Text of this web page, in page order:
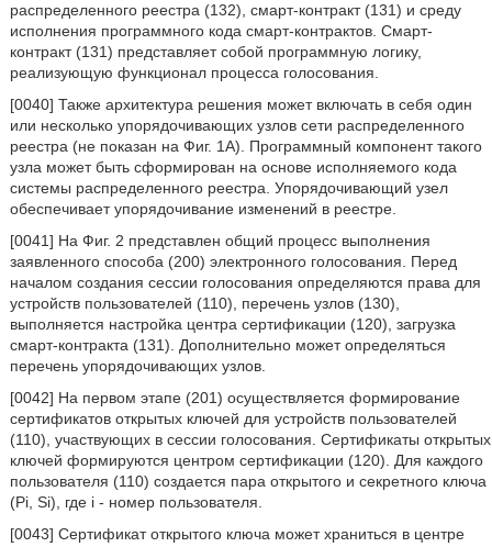
распределенного реестра (132), смарт-контракт (131) и среду
исполнения программного кода смарт-контрактов. Смарт-
контракт (131) представляет собой программную логику,
реализующую функционал процесса голосования.
[0040] Также архитектура решения может включать в себя один
или несколько упорядочивающих узлов сети распределенного
реестра (не показан на Фиг. 1А). Программный компонент такого
узла может быть сформирован на основе исполняемого кода
системы распределенного реестра. Упорядочивающий узел
обеспечивает упорядочивание изменений в реестре.
[0041] На Фиг. 2 представлен общий процесс выполнения
заявленного способа (200) электронного голосования. Перед
началом создания сессии голосования определяются права для
устройств пользователей (110), перечень узлов (130),
выполняется настройка центра сертификации (120), загрузка
смарт-контракта (131). Дополнительно может определяться
перечень упорядочивающих узлов.
[0042] На первом этапе (201) осуществляется формирование
сертификатов открытых ключей для устройств пользователей
(110), участвующих в сессии голосования. Сертификаты открытых
ключей формируются центром сертификации (120). Для каждого
пользователя (110) создается пара открытого и секретного ключа
(Pi, Si), где i - номер пользователя.
[0043] Сертификат открытого ключа может храниться в центре